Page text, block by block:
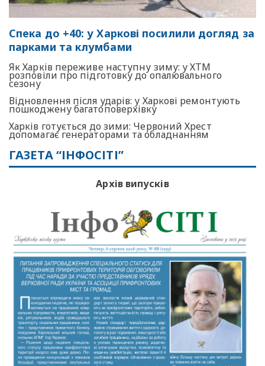
Спека до +40: у Харкові посилили догляд за
парками та клумбами
Як Харків переживе наступну зиму: у ХТМ
розповіли про підготовку до опалювального
сезону
Відновлення після ударів: у Харкові ремонтують
пошкоджену багатоповерхівку
Харків готується до зими: Червоний Хрест
допомагає генераторами та обладнанням
ГАЗЕТА “ІНФОСІТІ”
Архів випусків